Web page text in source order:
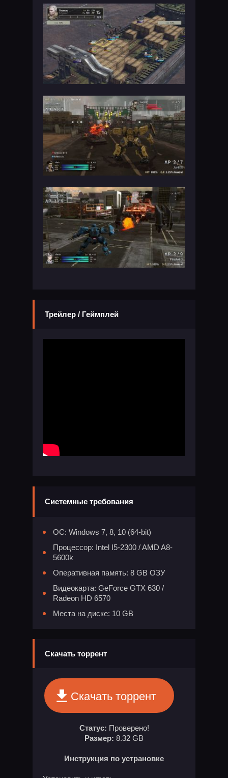
Трейлер / Геймплей
Системные требования
ОС: Windows 7, 8, 10 (64-bit)
Процессор: Intel I5-2300 / AMD A8-
5600k
Оперативная память: 8 GB ОЗУ
Видеокарта: GeForce GTX 630 /
Radeon HD 6570
Места на диске: 10 GB
Скачать торрент
Скачать торрент
Статус: Проверено!
Размер: 8.32 GB
Инструкция по устрановке